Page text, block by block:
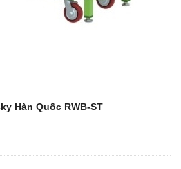
Hàn Quốc RWB-ST